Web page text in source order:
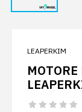
LEAPERKIM